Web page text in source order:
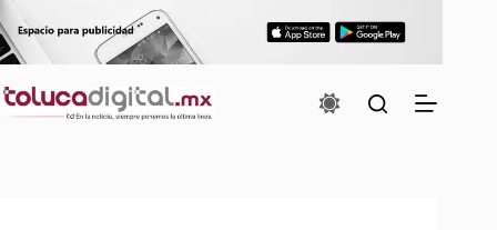
Saltar
al
contenido